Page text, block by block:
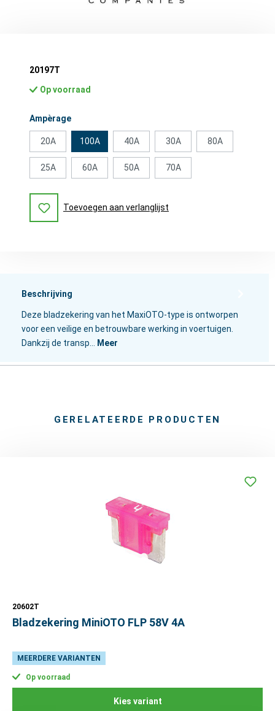
20197T
Op voorraad
Selecteer
Ampèrage
20A 100A 40A 30A 80A
25A 60A 50A 70A
Toevoegen aan verlanglijst
Beschrijving
Deze bladzekering van het MaxiOTO-type is ontworpen
voor een veilige en betrouwbare werking in voertuigen.
Dankzij de transp…
Meer
GERELATEERDE PRODUCTEN
20602T
Bladzekering MiniOTO FLP 58V 4A
MEERDERE VARIANTEN
Op voorraad
Kies variant